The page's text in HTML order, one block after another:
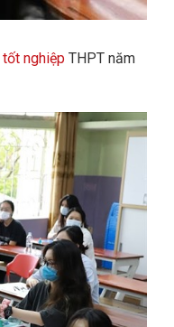
tốt nghiệp THPT năm